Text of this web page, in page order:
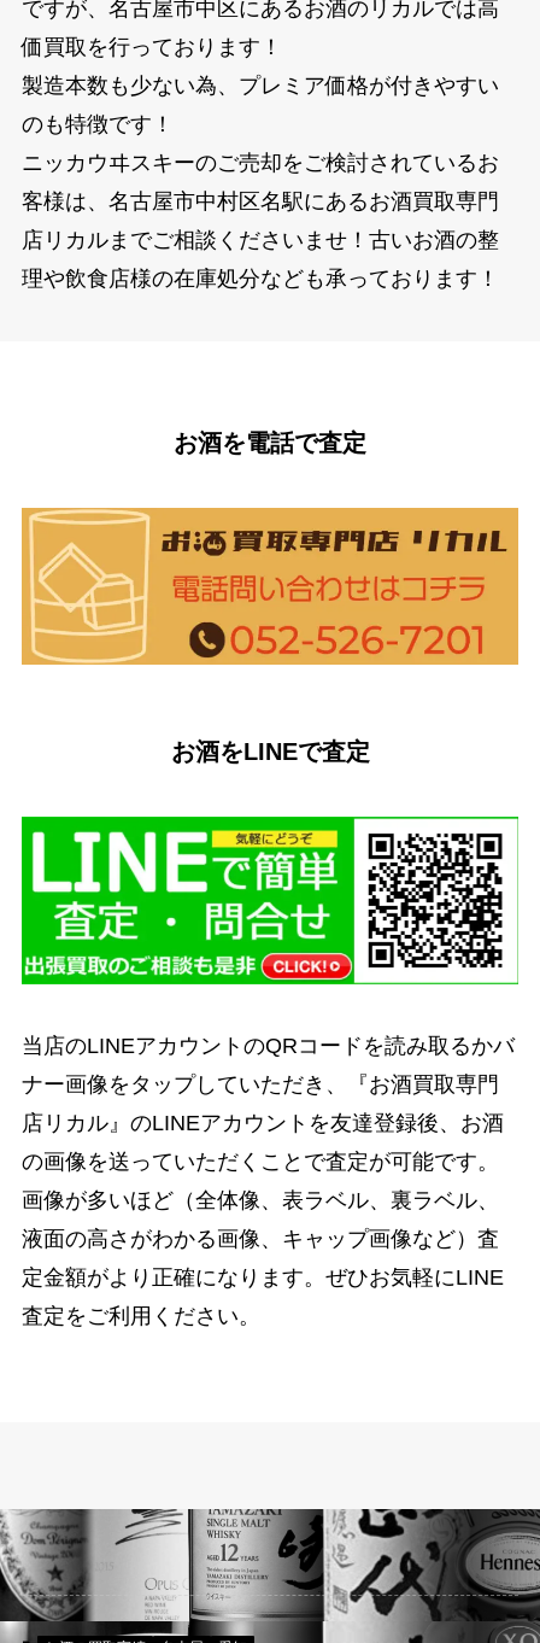
ですが、名古屋市中区にあるお酒のリカルでは高
価買取を行っております！
製造本数も少ない為、プレミア価格が付きやすい
のも特徴です！
ニッカウヰスキーのご売却をご検討されているお
客様は、名古屋市中村区名駅にあるお酒買取専門
店リカルまでご相談くださいませ！古いお酒の整
理や飲食店様の在庫処分なども承っております！
お酒を電話で査定
お酒をLINEで査定
当店のLINEアカウントのQRコードを読み取るかバ
ナー画像をタップしていただき、『お酒買取専門
店リカル』のLINEアカウントを友達登録後、お酒
の画像を送っていただくことで査定が可能です。
画像が多いほど（全体像、表ラベル、裏ラベル、
液面の高さがわかる画像、キャップ画像など）査
定金額がより正確になります。ぜひお気軽にLINE
査定をご利用ください。